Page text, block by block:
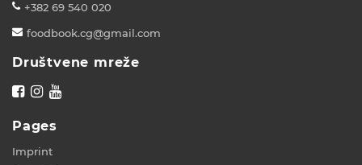
+382 69 540 020
foodbook.cg@gmail.com
Društvene mreže
Pages
Imprint